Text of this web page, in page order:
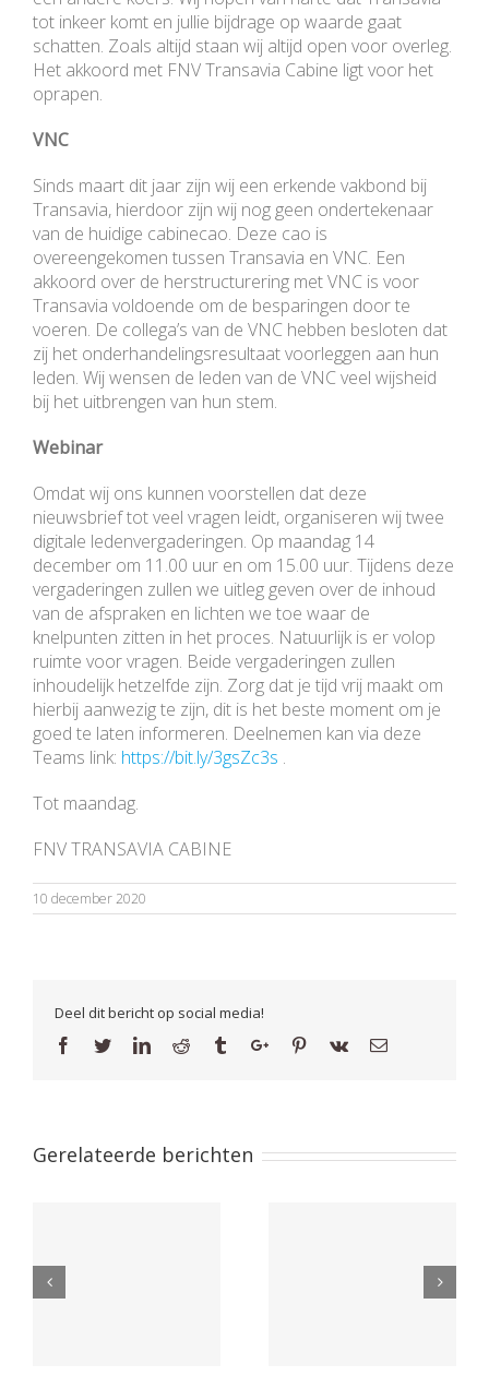
tot inkeer komt en jullie bijdrage op waarde gaat
schatten. Zoals altijd staan wij altijd open voor overleg.
Het akkoord met FNV Transavia Cabine ligt voor het
oprapen.
VNC
Sinds maart dit jaar zijn wij een erkende vakbond bij
Transavia, hierdoor zijn wij nog geen ondertekenaar
van de huidige cabinecao. Deze cao is
overeengekomen tussen Transavia en VNC. Een
akkoord over de herstructurering met VNC is voor
Transavia voldoende om de besparingen door te
voeren. De collega’s van de VNC hebben besloten dat
zij het onderhandelingsresultaat voorleggen aan hun
leden. Wij wensen de leden van de VNC veel wijsheid
bij het uitbrengen van hun stem.
Webinar
Omdat wij ons kunnen voorstellen dat deze
nieuwsbrief tot veel vragen leidt, organiseren wij twee
digitale ledenvergaderingen. Op maandag 14
december om 11.00 uur en om 15.00 uur. Tijdens deze
vergaderingen zullen we uitleg geven over de inhoud
van de afspraken en lichten we toe waar de
knelpunten zitten in het proces. Natuurlijk is er volop
ruimte voor vragen. Beide vergaderingen zullen
inhoudelijk hetzelfde zijn. Zorg dat je tijd vrij maakt om
hierbij aanwezig te zijn, dit is het beste moment om je
goed te laten informeren. Deelnemen kan via deze
Teams link: https://bit.ly/3gsZc3s .
Tot maandag.
FNV TRANSAVIA CABINE
10 december 2020
Deel dit bericht op social media!
Facebook
TwitterLinkedinReddit TumblrGoogle+Pinterest
Vk Email
Gerelateerde berichten